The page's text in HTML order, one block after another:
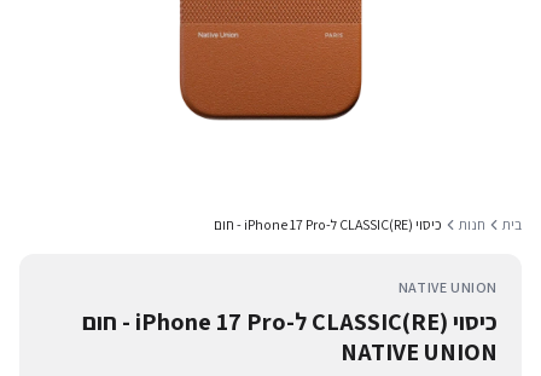
בית חנות כיסוי (RE)CLASSIC ל-iPhone 17 Pro - חום
NATIVE UNION
כיסוי (RE)CLASSIC ל-iPhone 17 Pro - חום
NATIVE UNION